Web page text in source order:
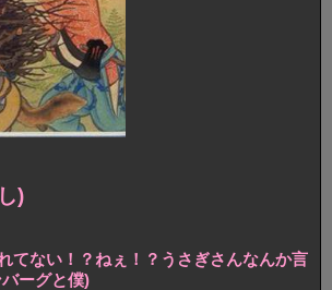
)
てない！？ ねぇ！？うさぎさんなんか言
ーグと僕)